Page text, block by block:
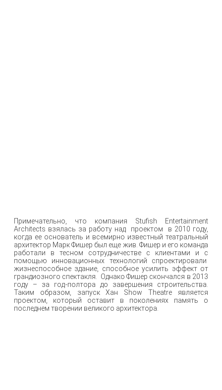
Примечательно, что компания Stufish Entertainment
Architects взялась за работу над проектом в 2010 году,
когда ее основатель и всемирно известный театральный
архитектор Марк Фишер был еще жив. Фишер и его команда
работали в тесном сотрудничестве с клиентами и с
помощью инновационных технологий спроектировали
жизнеспособное здание, способное усилить эффект от
грандиозного спектакля. Однако Фишер скончался в 2013
году – за год-полтора до завершения строительства.
Таким образом, запуск Хан Show Theatre является
проектом, который оставит в поколениях память о
последнем творении великого архитектора.